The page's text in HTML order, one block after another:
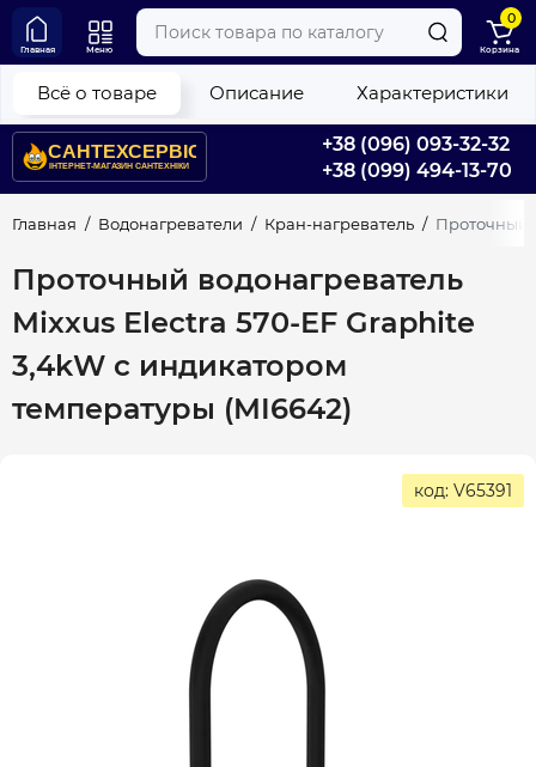
+38 (096) 093-32-32
+38 (099) 494-13-70
Главная Меню
0
Корзина
Главная Водонагреватели Кран-нагреватель Проточный
Проточный водонагреватель
Mixxus Electra 570-EF Graphite
3,4kW с индикатором
температуры (MI6642)
Всё о товаре Описание Характеристики
код: V65391